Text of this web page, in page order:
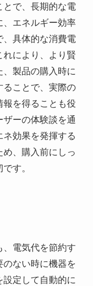
とで、長期的な電
、エネルギー効率
具体的な消費電
れにより、より賢
製品の購入時に
ることで、実際の
を得ることも役
ーの体験談を通
ネ効果を発揮する
、購入前にしっ
す。
電気代を節約す
ない時に機器を
定して自動的に